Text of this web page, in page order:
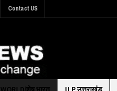
Contact US